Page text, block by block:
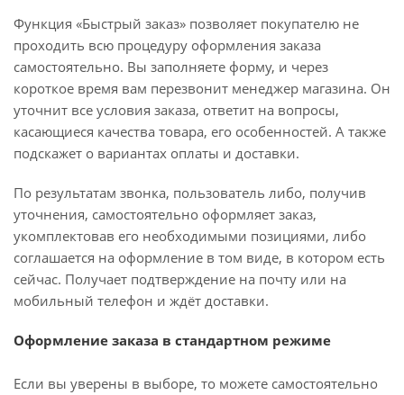
Функция «Быстрый заказ» позволяет покупателю не
проходить всю процедуру оформления заказа
самостоятельно. Вы заполняете форму, и через
короткое время вам перезвонит менеджер магазина. Он
уточнит все условия заказа, ответит на вопросы,
касающиеся качества товара, его особенностей. А также
подскажет о вариантах оплаты и доставки.
По результатам звонка, пользователь либо, получив
уточнения, самостоятельно оформляет заказ,
укомплектовав его необходимыми позициями, либо
соглашается на оформление в том виде, в котором есть
сейчас. Получает подтверждение на почту или на
мобильный телефон и ждёт доставки.
Оформление заказа в стандартном режиме
Если вы уверены в выборе, то можете самостоятельно